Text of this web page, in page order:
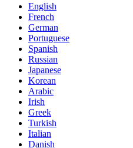
English
French
German
Portuguese
Spanish
Russian
Japanese
Korean
Arabic
Irish
Greek
Turkish
Italian
Danish